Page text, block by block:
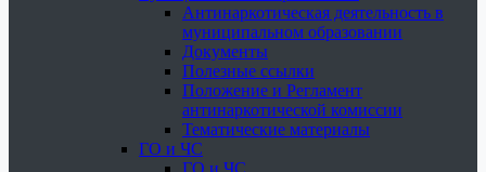
Антинаркотическая деятельность в
муниципальном образовании
Документы
Полезные ссылки
Положение и Регламент
антинаркотической комиссии
Тематические материалы
ГО и ЧС
ГО и ЧС